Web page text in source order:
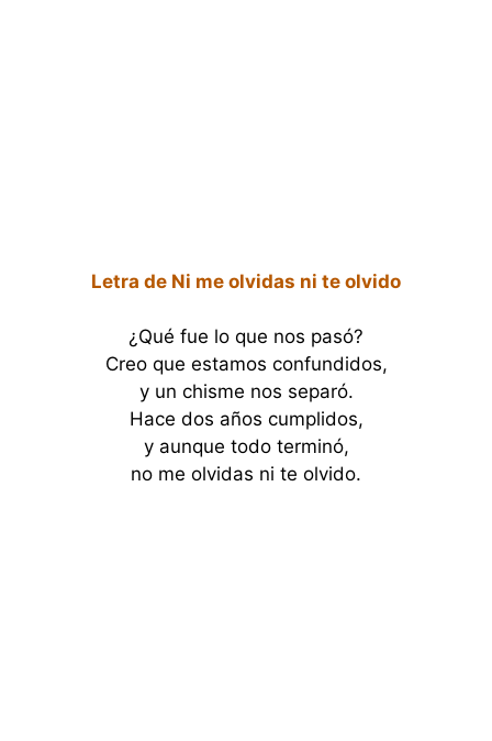
Letra de Ni me olvidas ni te olvido
¿Qué fue lo que nos pasó?
Creo que estamos confundidos,
y un chisme nos separó.
Hace dos años cumplidos,
y aunque todo terminó,
no me olvidas ni te olvido.